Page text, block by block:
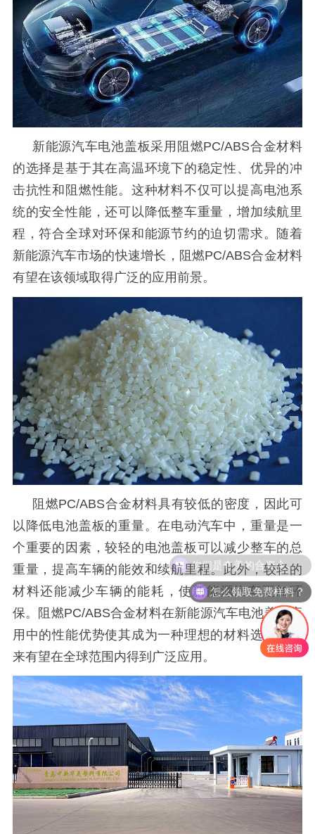
新能源汽车电池盖板采用阻燃PC/ABS合金材料
的选择是基于其在高温环境下的稳定性、优异的冲
击抗性和阻燃性能。这种材料不仅可以提高电池系
统的安全性能，还可以降低整车重量，增加续航里
程，符合全球对环保和能源节约的迫切需求。随着
新能源汽车市场的快速增长，阻燃PC/ABS合金材料
有望在该领域取得广泛的应用前景。
阻燃PC/ABS合金材料具有较低的密度，因此可
以降低电池盖板的重量。在电动汽车中，重量是一
个重要的因素，较轻的电池盖板可以减少整车的总
重量，提高车辆的能效和续航里程。此外，较轻的
材料还能减少车辆的能耗，使新能源汽车更加环
保。阻燃PC/ABS合金材料在新能源汽车电池盖板应
用中的性能优势使其成为一种理想的材料选择，未
来有望在全球范围内得到广泛应用。
怎么领取免费样料？
你们是奇美的合资企业吗